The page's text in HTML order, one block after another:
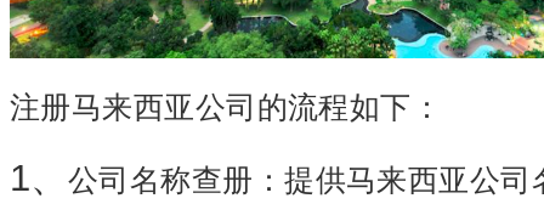
注册马来西亚公司的流程如下：
1、
公司名称查册：提供马来西亚公